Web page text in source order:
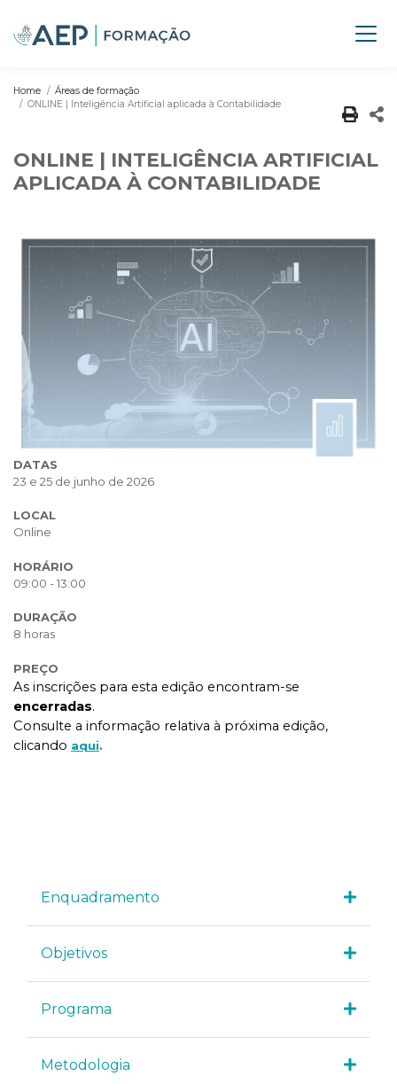
Home
Áreas de formação
ONLINE | Inteligência Artificial aplicada à Contabilidade
ONLINE | INTELIGÊNCIA ARTIFICIAL
APLICADA À CONTABILIDADE
DATAS
23 e 25 de junho de 2026
LOCAL
Online
HORÁRIO
09:00 - 13:00
DURAÇÃO
8 horas
PREÇO
As inscrições para esta edição encontram-se
encerradas.
Consulte a informação relativa à próxima edição,
clicando aqui.
Enquadramento
Objetivos
Programa
Metodologia